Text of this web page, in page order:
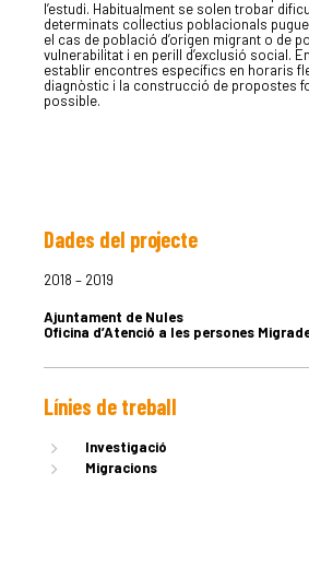
l’estudi. Habitualment se solen trobar
determinats col·lectius poblacionals
el cas de població d’origen migrant o de
vulnerabilitat i en perill d’exclusió social.
establir encontres específics en horaris
diagnòstic i la construcció de propostes
possible.
Dades del projecte
2018 – 2019
Ajuntament de Nules
Oficina d’Atenció a les persones
Línies de treball
Investigació
Migracions